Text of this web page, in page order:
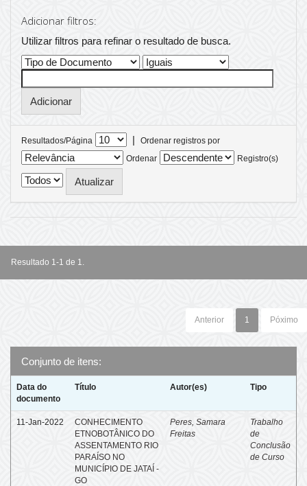
Adicionar filtros:
Utilizar filtros para refinar o resultado de busca.
Resultados/Página |
Ordenar registros por
Ordenar
Registro(s)
Resultado 1-1 de 1.
Anterior 1 Póximo
Conjunto de itens:
Data do
documento
Título Autor(es) Tipo
11-Jan-2022
CONHECIMENTO
ETNOBOTÂNICO DO
ASSENTAMENTO RIO
PARAÍSO NO
MUNICÍPIO DE JATAÍ -
GO
Peres, Samara
Freitas
Trabalho
de
Conclusão
de Curso